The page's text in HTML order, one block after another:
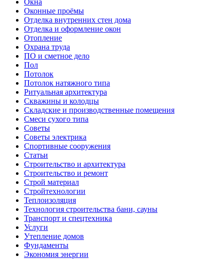
Окна
Оконные проёмы
Отделка внутренних стен дома
Отделка и оформление окон
Отопление
Охрана труда
ПО и сметное дело
Пол
Потолок
Потолок натяжного типа
Ритуальная архитектура
Скважины и колодцы
Складские и производственные помещения
Смеси сухого типа
Советы
Советы электрика
Спортивные сооружения
Статьи
Строительство и архитектура
Строительство и ремонт
Строй материал
Стройтехнологии
Теплоизоляция
Технология строительства бани, сауны
Транспорт и спецтехника
Услуги
Утепление домов
Фундаменты
Экономия энергии